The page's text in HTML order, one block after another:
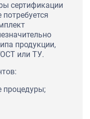
сертификации
продукции,
или ТУ.
процедуры;